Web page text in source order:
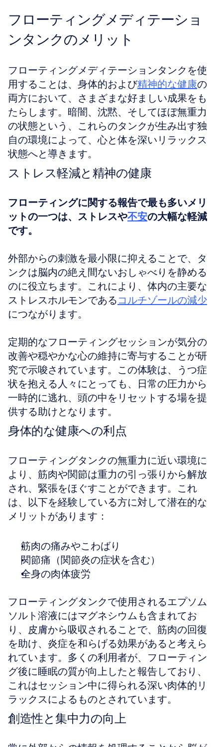
フローティングメディテーショ
ンタンクのメリット
フローティングメディテーションタンクを使
用することは、身体的および精神的な健康の
両方において、さまざまな好ましい成果をも
たらします。暗闇、沈黙、そしてほぼ無重力
の状態という、これらのタンクが生み出す独
自の環境によって、心と体を深いリラックス
状態へと導きます。
ストレス軽減と精神の健康
フローティングに関する報告で最も多いメリ
ットの一つは、ストレスや不安の大幅な軽減
です。
外部からの刺激を最小限に抑えることで、タ
ンクは脳内の絶え間ないおしゃべりを静める
のに役立ちます。これにより、体内の主要な
ストレスホルモンであるコルチゾールの減少
につながります。
定期的なフローティングセッションが気分の
改善や穏やかな心の維持に寄与することが研
究で示唆されています。この体験は、うつ症
状を抱える人々にとっても、日常の圧力から
一時的に逃れ、頭の中をリセットする場を提
供する助けとなります。
身体的な健康への利点
フローティングタンクの無重力に近い環境に
より、筋肉や関節は重力の引っ張りから解放
され、緊張をほぐすことができます。これ
は、以下を経験している方に対して潜在的な
メリットがあります：
筋肉の痛みやこわばり
関節痛（関節炎の症状を含む）
全身の肉体疲労
フローティングタンクで使用されるエプソム
ソルト溶液にはマグネシウムも含まれてお
り、皮膚から吸収されることで、筋肉の回復
を助け、炎症を和らげる効果があると考えら
れています。多くの利用者が、フローティン
グ後に睡眠の質が向上したと報告しており、
これはセッション中に得られる深い肉体的リ
ラックスによるものとされています。
創造性と集中力の向上